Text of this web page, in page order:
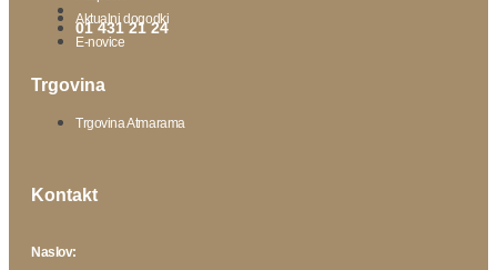
01 431 21 24
Aktualni dogodki
E-novice
Trgovina
Trgovina Atmarama
Kontakt
Naslov: